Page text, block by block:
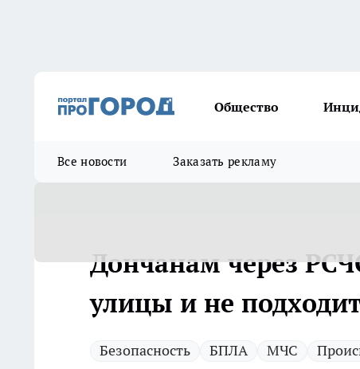
Общество
Все новости Заказать рекламу
Дончанам через
улицы и не
Безопасность БПЛА МЧС